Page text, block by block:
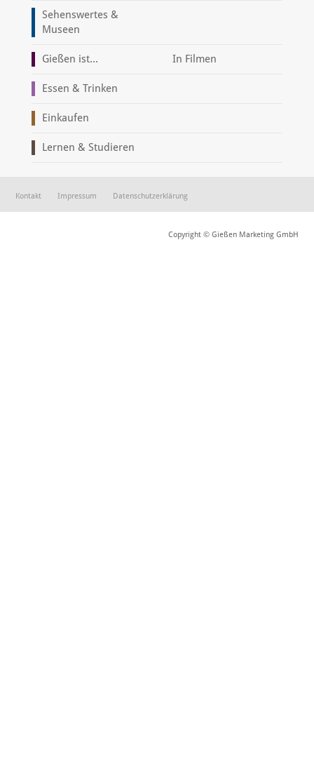
Sehenswertes &
Museen
Gießen ist... In Filmen
Essen & Trinken
Einkaufen
Lernen & Studieren
Kontakt Impressum Datenschutzerklärung
Copyright © Gießen Marketing GmbH